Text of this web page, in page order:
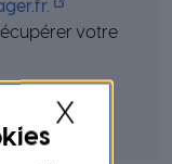
votre
X